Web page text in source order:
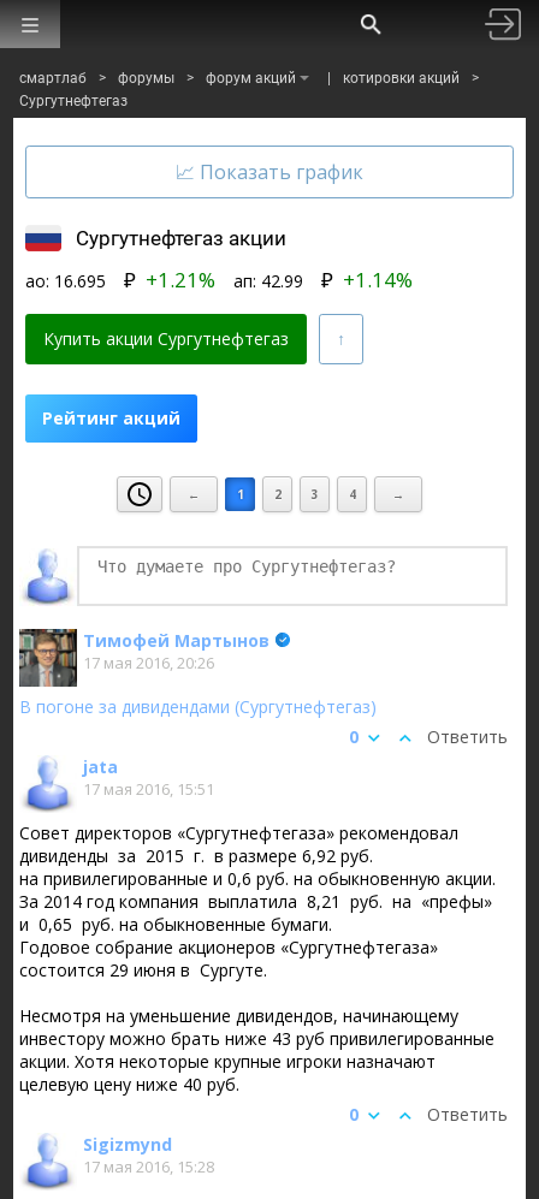
смартлаб > форумы > форум акций котировки акций
>
Сургутнефтегаз
Сургутнефтегаз акции
ао: 16.695 ₽ +1.21% ап: 42.99 ₽ +1.14%
Купить акции Сургутнефтегаз
Финаме
БКС Мир Инвестиций
Рейтинг акций
← 1 2 3 4 →
Тимофей Мартынов
17 мая 2016, 20:26
В погоне за дивидендами (Сургутнефтегаз)
Ответить
0
jata
17 мая 2016, 15:51
Совет директоров «Сургутнефтегаза» рекомендовал
дивиденды за 2015 г. в размере 6,92 руб.
на привилегированные и 0,6 руб. на обыкновенную акции.
За 2014 год компания выплатила 8,21 руб. на «префы»
и 0,65 руб. на обыкновенные бумаги.
Годовое собрание акционеров «Сургутнефтегаза»
состоится 29 июня в Сургуте.
Несмотря на уменьшение дивидендов, начинающему
инвестору можно брать ниже 43 руб привилегированные
акции. Хотя некоторые крупные игроки назначают
целевую цену ниже 40 руб.
Ответить
0
Sigizmynd
17 мая 2016, 15:28